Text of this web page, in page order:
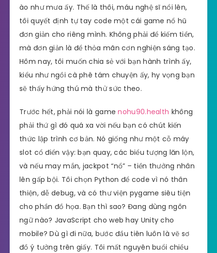
ào như mưa ấy. Thế là thôi, máu nghệ sĩ nổi lên,
tôi quyết định tự tay code một cái game nổ hũ
đơn giản cho riêng mình. Không phải để kiếm tiền,
mà đơn giản là để thỏa mãn cơn nghiện sáng tạo.
Hôm nay, tôi muốn chia sẻ với bạn hành trình ấy,
kiểu như ngồi cà phê tám chuyện ấy, hy vọng bạn
sẽ thấy hứng thú mà thử sức theo.
Trước hết, phải nói là gamenohu90.health không
phải thứ gì đó quá xa vời nếu bạn có chút kiến
thức lập trình cơ bản. Nó giống như một cỗ máy
slot cổ điển vậy: bạn quay, các biểu tượng lăn lộn,
và nếu may mắn, jackpot “nổ” – tiền thưởng nhân
lên gấp bội. Tôi chọn Python để code vì nó thân
thiện, dễ debug, và có thư viện pygame siêu tiện
cho phần đồ họa. Bạn thì sao? Đang dùng ngôn
ngữ nào? JavaScript cho web hay Unity cho
mobile? Dù gì đi nữa, bước đầu tiên luôn là vẽ sơ
đồ ý tưởng trên giấy. Tôi mất nguyên buổi chiều